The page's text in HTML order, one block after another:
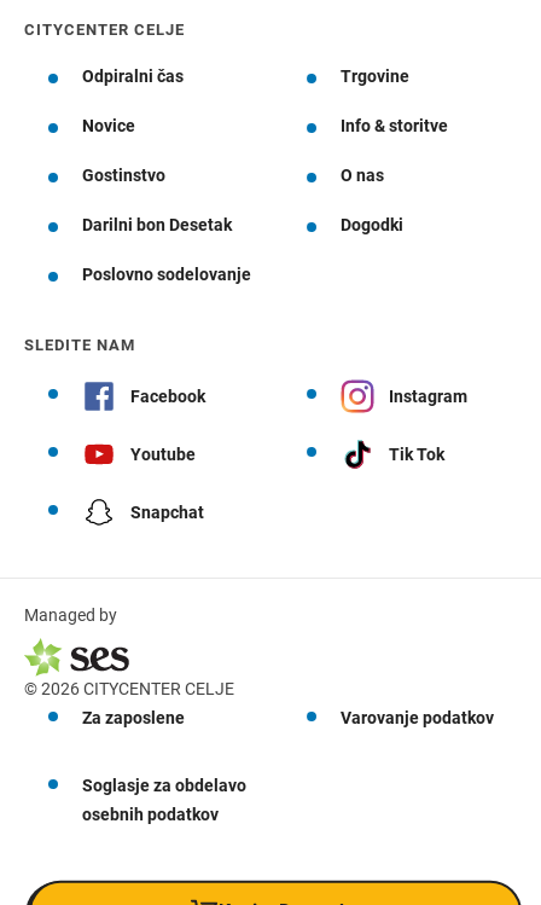
CITYCENTER CELJE
Odpiralni čas Trgovine
Novice Info & storitve
Gostinstvo O nas
Darilni bon Desetak Dogodki
Poslovno sodelovanje
SLEDITE NAM
Facebook Instagram
Youtube Tik Tok
Snapchat
Managed by
© 2026 CITYCENTER CELJE
Za zaposlene
Varovanje podatkov
Soglasje za obdelavo
osebnih podatkov